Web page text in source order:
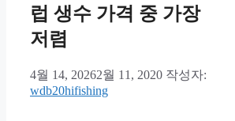
럽 생수 가격 중 가장
저렴
4월 14, 20262월 11, 2020 작성자:
wdb20hifishing